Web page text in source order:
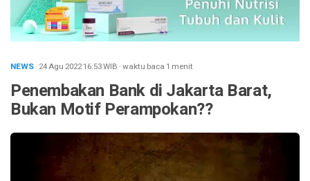
NEWS· 24 Agu 202216:53WIB ·waktu baca 1 menit
Penembakan Bank di Jakarta Barat,
Bukan Motif Perampokan??